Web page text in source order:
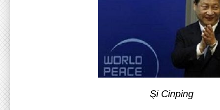
Şi Cinping